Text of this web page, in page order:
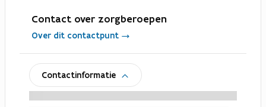
Contact over zorgberoepen
Over dit contactpunt
Contactinformatie